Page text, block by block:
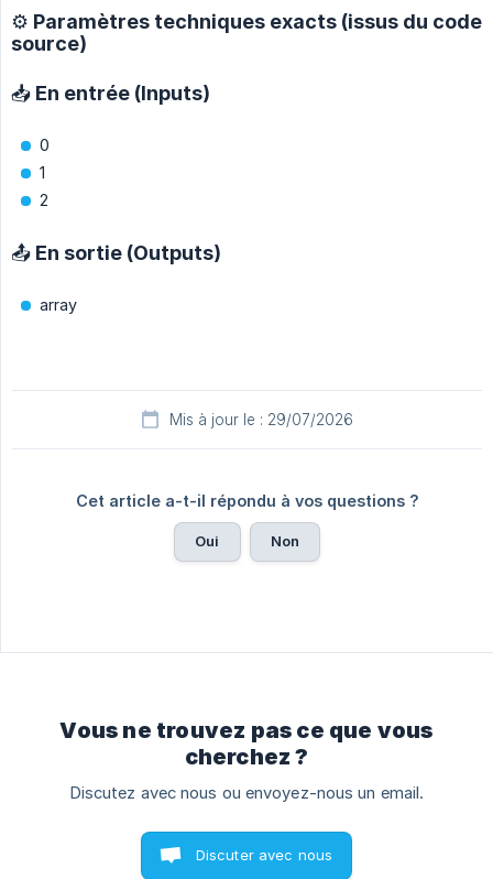
⚙️ Paramètres techniques exacts (issus du code
source)
📥 En entrée (Inputs)
0
1
2
📤 En sortie (Outputs)
array
Mis à jour le : 29/07/2026
Cet article a-t-il répondu à vos questions ?
Oui Non
Vous ne trouvez pas ce que vous
cherchez ?
Discutez avec nous ou envoyez-nous un email.
Discuter avec nous